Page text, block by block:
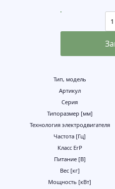
Тип, модель
Артикул
Серия
Типоразмер [мм]
Технология электродвигателя
Частота [Гц]
Класс ErP
Питание [В]
Вес [кг]
Мощность [кВт]